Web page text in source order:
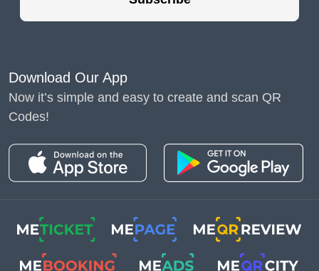
เต็ม
ก่อนซื้อผลิตภัณฑ์ราคา
แพง ลูกค้าต้องการ
เรียนรู้เกี่ยวกับลักษณะ
ของผลิตภัณฑ์สร้าง
Download Our App
Now it’s simple and easy to create and scan QR
Codes!